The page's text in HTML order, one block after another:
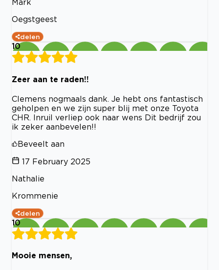
Mark
Oegstgeest
delen
10
Zeer aan te raden!!
Clemens nogmaals dank. Je hebt ons fantastisch
geholpen en we zijn super blij met onze Toyota
CHR. Inruil verliep ook naar wens Dit bedrijf zou
ik zeker aanbevelen!!
Beveelt aan
17 February 2025
Nathalie
Krommenie
delen
10
Mooie mensen,